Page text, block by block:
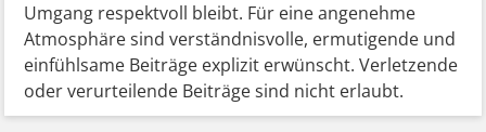
Umgang respektvoll bleibt. Für eine angenehme
Atmosphäre sind verständnisvolle, ermutigende und
einfühlsame Beiträge explizit erwünscht. Verletzende
oder verurteilende Beiträge sind nicht erlaubt.